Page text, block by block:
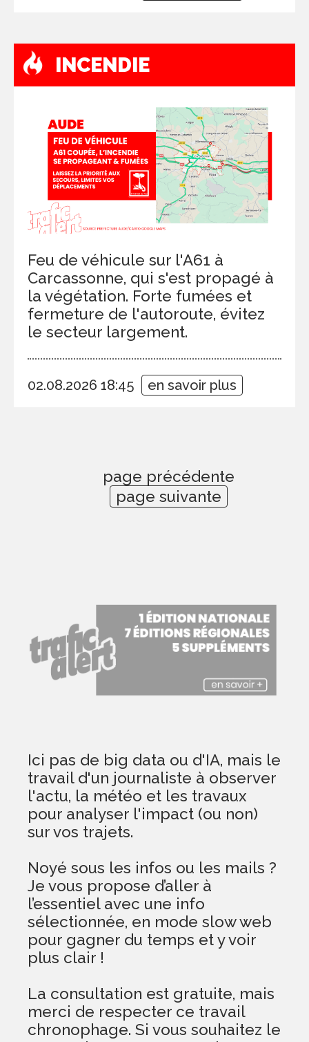
INCENDIE
Feu de véhicule sur l'A61 à
Carcassonne, qui s'est propagé à
la végétation. Forte fumées et
fermeture de l'autoroute, évitez
le secteur largement.
02.08.2026 18:45 en savoir plus
page précédente
page suivante
Ici pas de big data ou d'IA, mais le
travail d'un journaliste à observer
l'actu, la météo et les travaux
pour analyser l'impact (ou non)
sur vos trajets.
Noyé sous les infos ou les mails ?
Je vous propose d’aller à
l’essentiel avec une info
sélectionnée, en mode slow web
pour gagner du temps et y voir
plus clair !
La consultation est gratuite, mais
merci de respecter ce travail
chronophage. Si vous souhaitez le